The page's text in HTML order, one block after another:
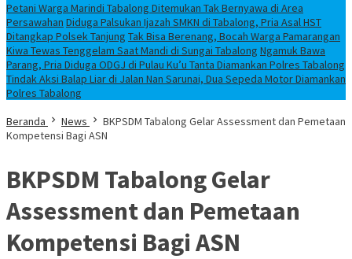
Petani Warga Marindi Tabalong Ditemukan Tak Bernyawa di Area
Persawahan Diduga Palsukan Ijazah SMKN di Tabalong, Pria Asal HST
Ditangkap Polsek Tanjung Tak Bisa Berenang, Bocah Warga Pamarangan
Kiwa Tewas Tenggelam Saat Mandi di Sungai Tabalong Ngamuk Bawa
Parang, Pria Diduga ODGJ di Pulau Ku’u Tanta Diamankan Polres Tabalong
Tindak Aksi Balap Liar di Jalan Nan Sarunai, Dua Sepeda Motor Diamankan
Polres Tabalong
Beranda
News
BKPSDM Tabalong Gelar Assessment dan Pemetaan
Kompetensi Bagi ASN
BKPSDM Tabalong Gelar
Assessment dan Pemetaan
Kompetensi Bagi ASN